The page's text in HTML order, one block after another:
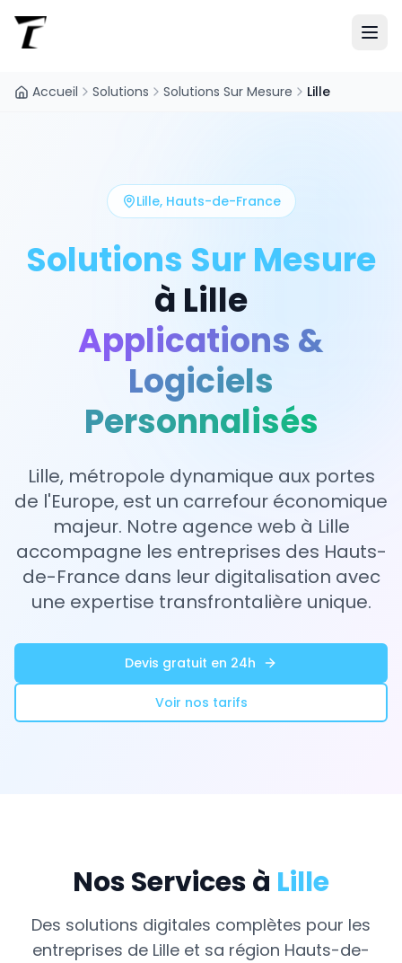
Accueil Solutions Solutions Sur Mesure Lille
Lille, Hauts-de-France
Solutions Sur Mesure
à Lille
Applications &
Logiciels
Personnalisés
Lille, métropole dynamique aux portes
de l'Europe, est un carrefour économique
majeur. Notre agence web à Lille
accompagne les entreprises des Hauts-
de-France dans leur digitalisation avec
une expertise transfrontalière unique.
Devis gratuit en 24h
Voir nos tarifs
Nos Services à Lille
Des solutions digitales complètes pour les
entreprises de Lille et sa région Hauts-de-